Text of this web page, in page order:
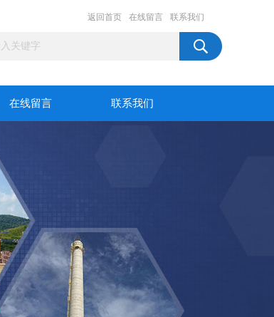
返回首页 在线留言 联系我们
在线留言 联系我们